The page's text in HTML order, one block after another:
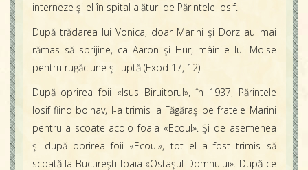
interneze şi el în spital alături de Părintele Iosif.
După trădarea lui Vonica, doar Marini şi Dorz au mai
rămas să sprijine, ca Aaron şi Hur, mâinile lui Moise
pentru rugăciune şi luptă (Exod 17, 12).
După oprirea foii «Isus Biruitorul», în 1937, Părintele
Iosif fiind bolnav, l-a trimis la Făgăraş pe fratele Marini
pentru a scoate acolo foaia «Ecoul». Şi de asemenea
şi după oprirea foii «Ecoul», tot el a fost trimis să
scoată la Bucureşti foaia «Ostaşul Domnului». După ce